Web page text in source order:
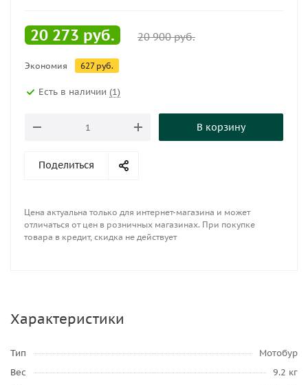
20 273 руб. 20 900руб.
Экономия 627руб.
Есть в наличии (1)
В корзину
Поделиться
Цена актуальна только для интернет-магазина и может
отличаться от цен в розничных магазинах. При покупке
товара в кредит, скидка не действует
Характеристики
Тип
Мотобур
Вес
9.2 кг